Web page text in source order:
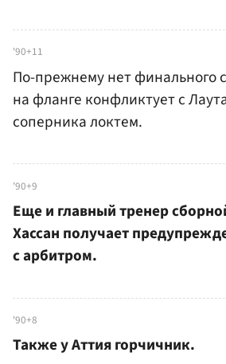
'90+11
По-прежнему нет финального
на фланге конфликтует с
соперника локтем.
'90+9
Еще и главный тренер
Хассан получает
с арбитром.
'90+8
Также у Аттия горчичник.